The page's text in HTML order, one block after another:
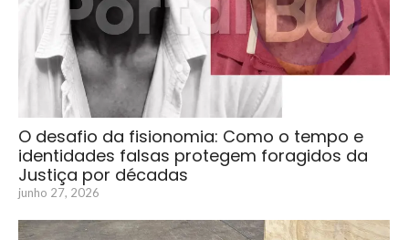
O desafio da fisionomia: Como o tempo e
identidades falsas protegem foragidos da
Justiça por décadas
junho 27, 2026